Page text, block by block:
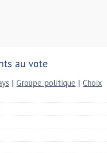
au vote
| Groupe politique | Choix